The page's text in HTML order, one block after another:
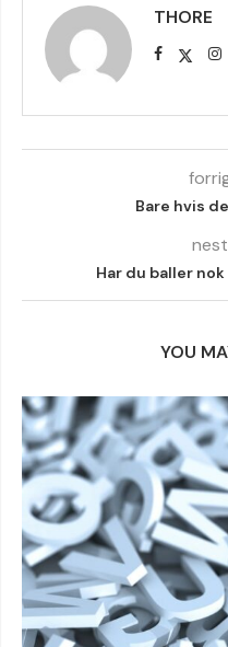
THORE
Bare hvis
Har du baller
YOU